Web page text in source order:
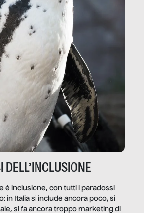
DELL’INCLUSIONE
è inclusione, con tutti i paradossi
in Italia si include ancora poco, si
si fa ancora troppo marketing di